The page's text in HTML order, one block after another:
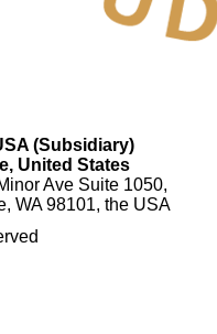
(Subsidiary)
United States
Ave Suite 1050,
WA 98101, the USA